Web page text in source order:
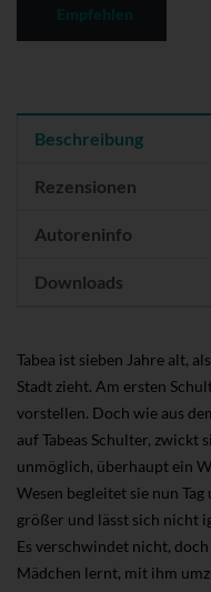
Beschreibung
Rezensionen
Autoreninfo
Downloads
Tabea ist sieben Jahre alt,
Stadt zieht. Am ersten
vorstellen. Doch wie aus
auf Tabeas Schulter, zwickt
unmöglich, überhaupt ein
Wesen begleitet sie nun
größer und lässt sich nicht
Es verschwindet nicht,
Mädchen lernt, mit ihm